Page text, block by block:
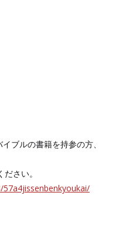
ブルの書籍を持参の方、
さい。